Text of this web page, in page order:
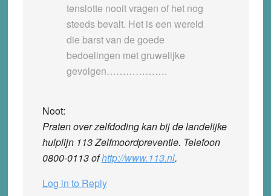
tenslotte nooit vragen of het nog
steeds bevalt. Het is een wereld
die barst van de goede
bedoelingen met gruwelijke
gevolgen……………….
Noot:
Praten over zelfdoding kan bij de landelijke
hulplijn 113 Zelfmoordpreventie. Telefoon
0800-0113 ofhttp://www.113.nl.
Log in to Reply